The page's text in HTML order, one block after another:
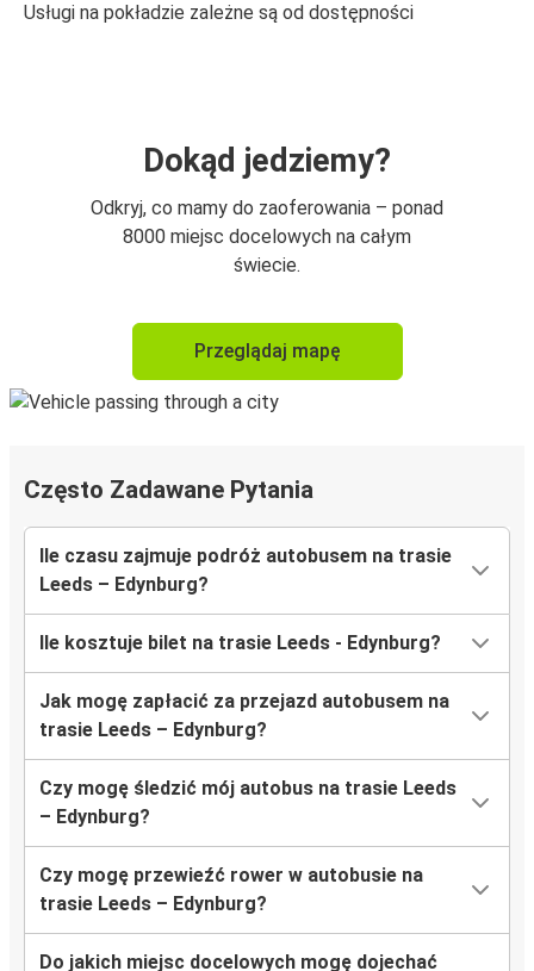
Usługi na pokładzie zależne są od dostępności
Dokąd jedziemy?
Odkryj, co mamy do zaoferowania – ponad
8000 miejsc docelowych na całym
świecie.
Przeglądaj mapę
Często Zadawane Pytania
Ile czasu zajmuje podróż autobusem na trasie
Leeds – Edynburg?
Ile kosztuje bilet na trasie Leeds - Edynburg?
Jak mogę zapłacić za przejazd autobusem na
trasie Leeds – Edynburg?
Czy mogę śledzić mój autobus na trasie Leeds
– Edynburg?
Czy mogę przewieźć rower w autobusie na
trasie Leeds – Edynburg?
Do jakich miejsc docelowych mogę dojechać